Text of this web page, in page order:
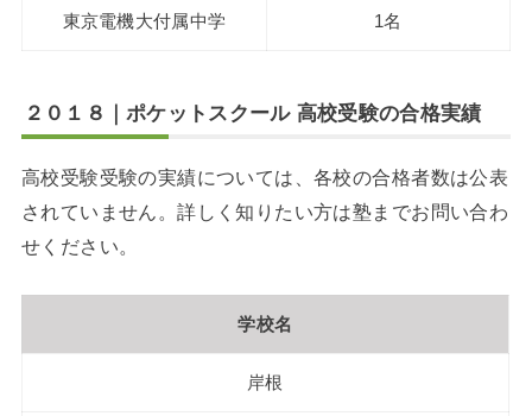
東京電機大付属中学 1名
２０１８｜ポケットスクール 高校受験の合格実績
高校受験受験の実績については、各校の合格者数は公表
されていません。詳しく知りたい方は塾までお問い合わ
せください。
学校名
岸根